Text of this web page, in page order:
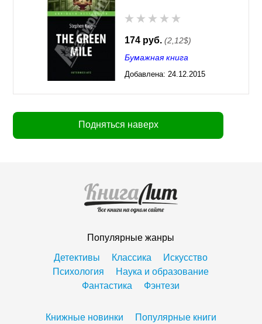
174 руб. (2,12$)
Бумажная книга
Добавлена: 24.12.2015
Подняться наверх
Популярные жанры
Детективы
Классика
Искусство
Психология
Наука и образование
Фантастика
Фэнтези
Книжные новинки Популярные книги